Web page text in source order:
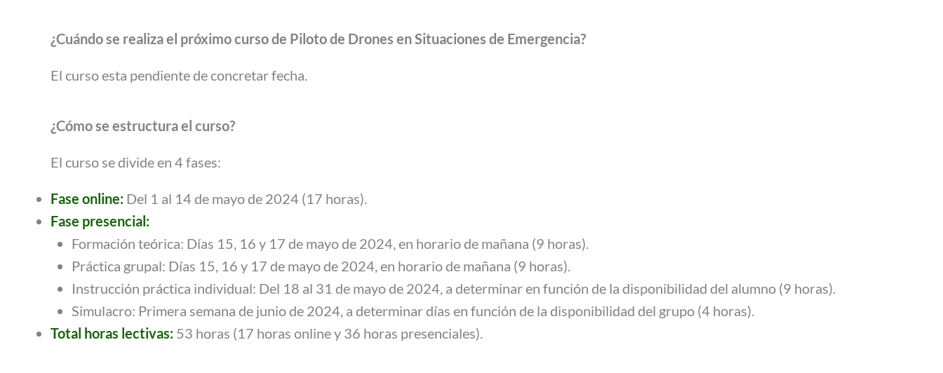
¿Cuándo se realiza el próximo cursode Piloto de Drones en Situaciones de Emergencia?
El curso esta pendiente de concretar fecha.
¿Cómo se estructura el curso?
El curso se divide en 4 fases:
Fase online: Del 1 al 14 de mayo de 2024 (17 horas).
Fase presencial:
Formación teórica: Días 15, 16 y 17 de mayo de 2024, en horario de mañana (9 horas).
Práctica grupal: Días 15, 16 y 17 de mayo de 2024, en horario de mañana (9 horas).
Instrucción práctica individual: Del 18 al 31 de mayo de 2024, a determinar en función de la disponibilidad del alumno (9 horas).
Simulacro: Primera semana de junio de 2024, a determinar días en función de la disponibilidad del grupo (4 horas).
Total horas lectivas: 53 horas (17 horas online y 36 horas presenciales).